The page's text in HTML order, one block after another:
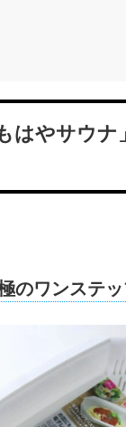
はやサウナ
のワンステ